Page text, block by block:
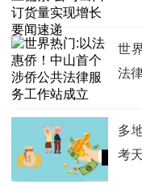
世
法
多
考